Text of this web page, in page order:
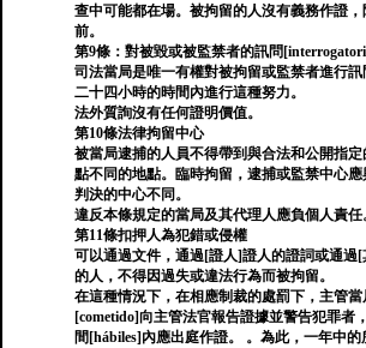
查中可能都在場。被拘留的人沒有義務作證
前。
第9條：對被毀或被監禁者的訊問
司法當局是唯一有權對被拘留或監禁者進行
二十四小時的時間內進行這種努力。
法外質詢沒有任何證明價值。
第10條法律拘留中心
被當局逮捕的人員不得帶到與合法和公開指
點不同的地點。臨時拘留，逮捕或監禁中心應
判決的中心不同。
違反本條規定的當局及其代理人應負個人責任
第11條扣押人為犯錯或侵權
可以通過文件，通過[證人]證人的證詞或通過
的人，不得因過失或違法行為而被拘留。
在這種情況下，在相應制裁的處罰下，主管
[cometido]向主管法官報告證據並警告犯罪者
間[hábiles]內應出庭作證。 。為此，一年中的